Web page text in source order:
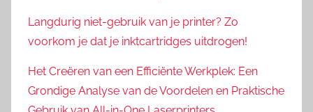
Langdurig niet-gebruik van je printer? Zo
voorkom je dat je inktcartridges uitdrogen!
Het Creëren van een Efficiënte Werkplek: Een
Grondige Analyse van de Voordelen en Praktische